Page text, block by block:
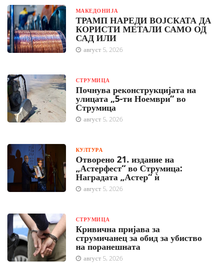
МАКЕДОНИЈА
ТРАМП НАРЕДИ ВОЈСКАТА ДА
КОРИСТИ МЕТАЛИ САМО ОД
САД ИЛИ
август 5, 2026
СТРУМИЦА
Почнува реконструкцијата на
улицата „5-ти Ноември“ во
Струмица
август 5, 2026
КУЛТУРА
Отворено 21. издание на
„Астерфест“ во Струмица:
Наградата „Астер“ ѝ
август 5, 2026
СТРУМИЦА
Кривична пријава за
струмичанец за обид за убиство
на поранешната
август 5, 2026